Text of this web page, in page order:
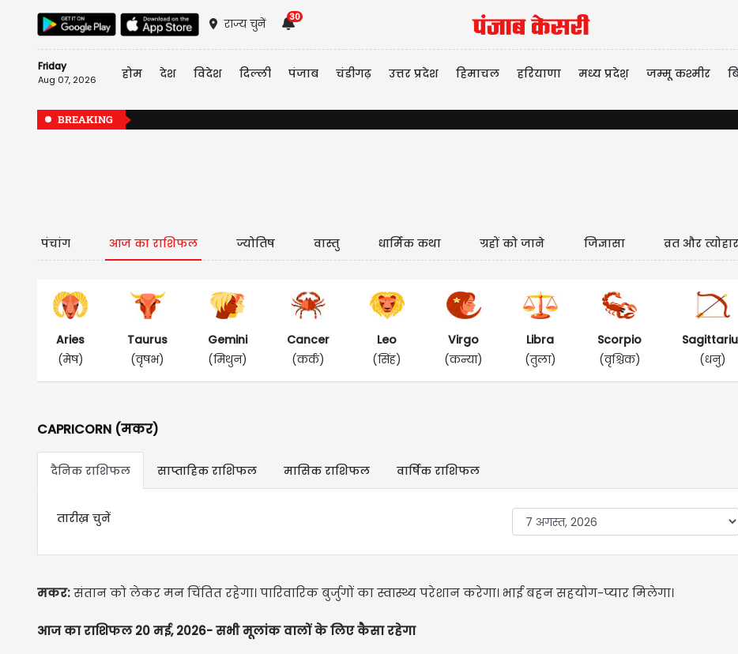
राज्य चुनें
30
Friday
Aug 07, 2026 होम देश विदेश दिल्ली पंजाब चंडीगढ़ उत्तर प्रदेश हिमाचल हरियाणा मध्य प्रदेश़ जम्मू कश्मीर
BREAKING
पंचांग आज का राशिफल ज्योतिष वास्तु धार्मिक कथा ग्रहों को जाने जिज्ञासा व्रत और त्योहार
Aries
(मेष)
Taurus
(वृषभ)
Gemini
(मिथुन)
Cancer
(कर्क)
Leo
(सिंह)
Virgo
(कन्या)
Libra
(तुला)
Scorpio
(वृश्चिक)
(धनु)
CAPRICORN (मकर)
दैनिक राशिफल साप्ताहिक राशिफल मासिक राशिफल वार्षिक राशिफल
तारीख़ चुनें
मकर:संतान को लेकर मन चिंतित रहेगा। पारिवारिक बुर्जुगों का स्वास्थ्य परेशान करेगा। भाई बहन सहयोग-प्यार मिलेगा।
आज का राशिफल 20 मई, 2026- सभी मूलांक वालों के लिए कैसा रहेगा